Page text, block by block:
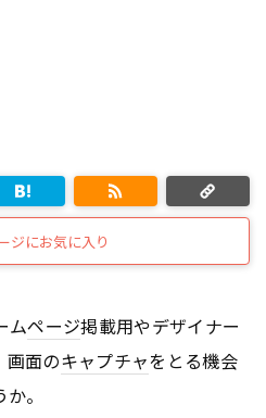
ジにお気に入り
ムページ掲載用やデザイナー
画面のキャプチャをとる機会
。